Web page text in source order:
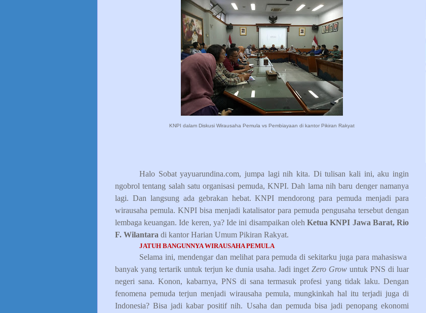
KNPI dalam Diskusi Wirausaha Pemula vs Pembiayaan di kantor Pikiran Rakyat
Halo Sobat yayuarundina.com, jumpa lagi nih kita. Di tulisan kali ini, aku ingin
ngobrol tentang salah satu organisasi pemuda, KNPI. Dah lama nih baru denger namanya
lagi. Dan langsung ada gebrakan hebat. KNPI mendorong para pemuda menjadi para
wirausaha pemula. KNPI bisa menjadi katalisator para pemuda pengusaha tersebut dengan
lembaga keuangan. Ide keren, ya? Ide ini disampaikan olehKetua KNPI Jawa Barat, Rio
F. Wilantara di kantor Harian Umum Pikiran Rakyat.
JATUH BANGUNNYA WIRAUSAHA PEMULA
Selama ini, mendengar dan melihat para pemuda di sekitarku juga para mahasiswa
banyak yang tertarik untuk terjun ke dunia usaha. Jadi ingetZero Grow untuk PNS di luar
negeri sana. Konon, kabarnya, PNS di sana termasuk profesi yang tidak laku. Dengan
fenomena pemuda terjun menjadi wirausaha pemula, mungkinkah hal itu terjadi juga di
Indonesia? Bisa jadi kabar positif nih. Usaha dan pemuda bisa jadi penopang ekonomi